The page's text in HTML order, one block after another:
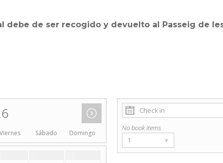
debe de ser recogido y devueltoal Passeig de
Viernes Sábado Domingo
No book items
1
▾